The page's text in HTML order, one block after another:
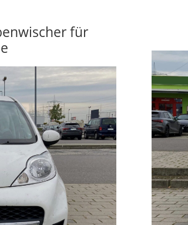
für